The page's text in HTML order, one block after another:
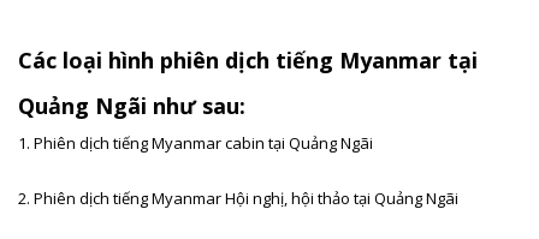
Các loại hình phiên dịch tiếng Myanmar tại
Quảng Ngãi như sau:
1. Phiên dịch tiếngMyanmar cabin tại Quảng Ngãi
2. Phiên dịch tiếngMyanmar Hội nghị, hội thảo tại Quảng Ngãi